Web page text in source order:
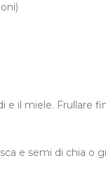
e il miele. Frullare
e semi di chia o